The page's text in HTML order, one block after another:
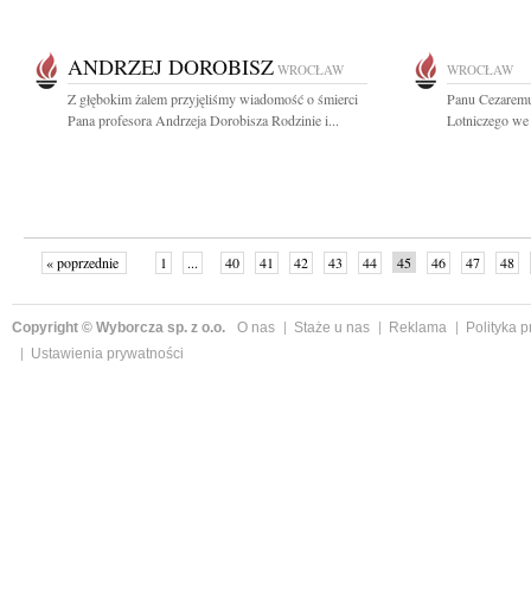
ANDRZEJ DOROBISZ WROCŁAW
Z głębokim żalem przyjęliśmy wiadomość o śmierci
Pana profesora Andrzeja Dorobisza Rodzinie i...
WROCŁAW
Panu
Lotniczego
« poprzednie 1 ... 40 41 42 43 44 45 46 47
48
Copyright © Wyborcza sp. z o.o. O nas Staże u nas Reklama
Polityka
Ustawienia prywatności